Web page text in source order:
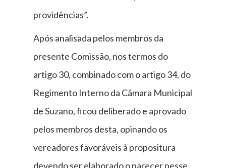
providências”.
Após analisada pelos membros da
presente Comissão, nos termos do
artigo 30, combinado com o artigo 34, do
Regimento Interno da Câmara Municipal
de Suzano, ficou deliberado e aprovado
pelos membros desta, opinando os
vereadores favoráveis à propositura
devendo ser elaborado o parecer nesse